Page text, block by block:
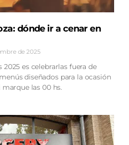
dónde ir a cenar en
de 2025
es celebrarlas fuera de
diseñados para la ocasión
las 00 hs.